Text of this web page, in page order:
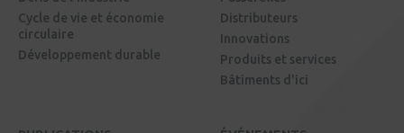
Cycle de vie et économie
circulaire
Développement durable
Distributeurs
Innovations
Produits et services
Bâtiments d'ici